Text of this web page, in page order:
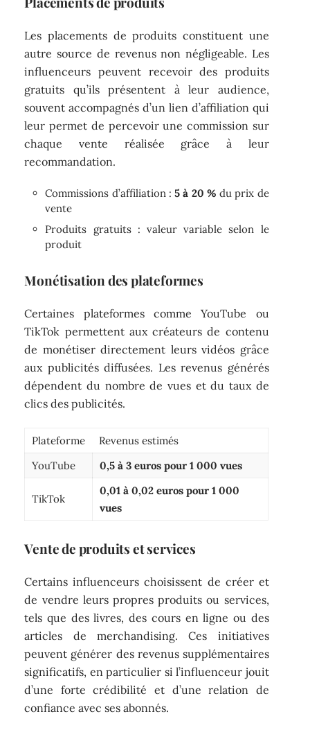
Les placements de produits constituent une
autre source de revenus non négligeable. Les
influenceurs peuvent recevoir des produits
gratuits qu’ils présentent à leur audience,
souvent accompagnés d’un lien d’affiliation qui
leur permet de percevoir une commission sur
chaque vente réalisée grâce à leur
recommandation.
Commissions d’affiliation :5 à 20 % du prix de
vente
Produits gratuits : valeur variable selon le
produit
Monétisation des plateformes
Certaines plateformes comme YouTube ou
TikTok permettent aux créateurs de contenu
de monétiser directement leurs vidéos grâce
aux publicités diffusées. Les revenus générés
dépendent du nombre de vues et du taux de
clics des publicités.
Plateforme
Revenus estimés
YouTube
0,5 à 3 euros pour 1 000 vues
TikTok
0,01 à 0,02 euros pour 1 000
vues
Vente de produits et services
Certains influenceurs choisissent de créer et
de vendre leurs propres produits ou services,
tels que des livres, des cours en ligne ou des
articles de merchandising. Ces initiatives
peuvent générer des revenus supplémentaires
significatifs, en particulier si l’influenceur jouit
d’une forte crédibilité et d’une relation de
confiance avec ses abonnés.